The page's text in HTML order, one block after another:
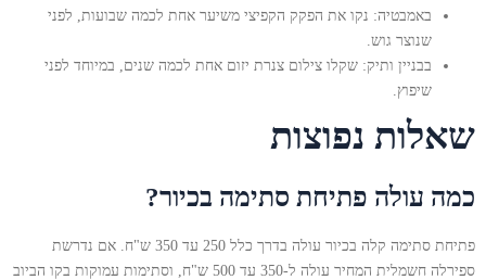
באמבטיה: נקו את הפקק הקפיצי משיער אחת לכמה שבועות, לפני
שנוצר גוש.
בבניין ותיק: שקלו צילום צנרת יזום אחת לכמה שנים, במיוחד לפני
שיפוץ.
שאלות נפוצות
כמה עולה פתיחת סתימה בכיור?
פתיחת סתימה קלה בכיור עולה בדרך כלל 250 עד 350 ש"ח. אם נדרשת
ספירלה חשמלית המחיר עולה ל-350 עד 500 ש"ח, וסתימות עמוקות בקו הביוב